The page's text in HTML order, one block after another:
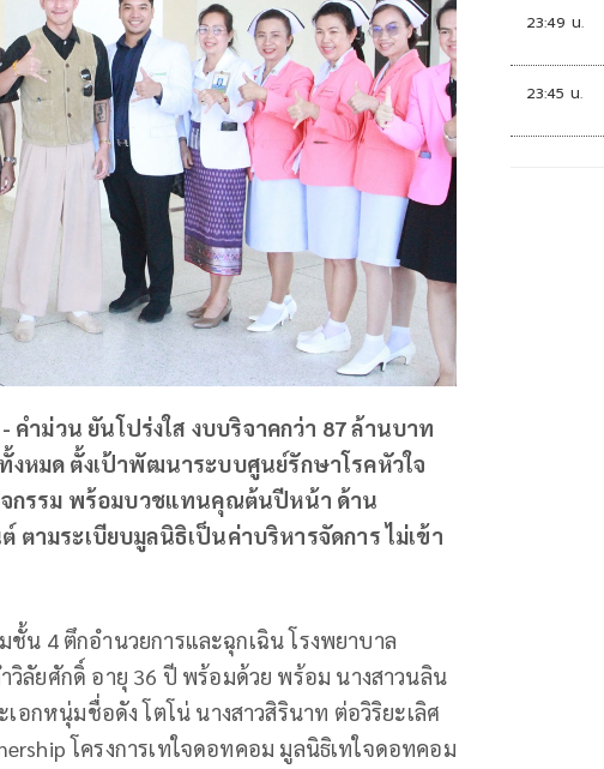
ำม่วน ยันโปร่งใส งบบริจาคกว่า 87 ล้านบาท
หมด ตั้งเป้าพัฒนาระบบศูนย์รักษาโรคหัวใจ
กรรม พร้อมบวชแทนคุณต้นปีหน้า ด้าน
ตามระเบียบมูลนิธิเป็นค่าบริหารจัดการ ไม่เข้า
ชั้น 4 ตึกอำนวยการและฉุกเฉิน โรงพยาบาล
ลัยศักดิ์ อายุ 36 ปี พร้อมด้วย พร้อม นางสาวนลิน
อกหนุ่มชื่อดัง โตโน่ นางสาวสิรินาท ต่อวิริยะเลิศ
โครงการเทใจดอทคอม มูลนิธิเทใจดอทคอม
23:49 น.
23:45 น.